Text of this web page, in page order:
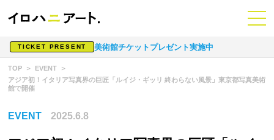
TICKET PRESENT 美術館チケットプレゼント実施中
TOP
EVENT
アジア初！イタリア写真界の巨匠「ルイジ・ギッリ 終わらない風景」東京都写真美術
館で開催
EVENT 2025.6.8